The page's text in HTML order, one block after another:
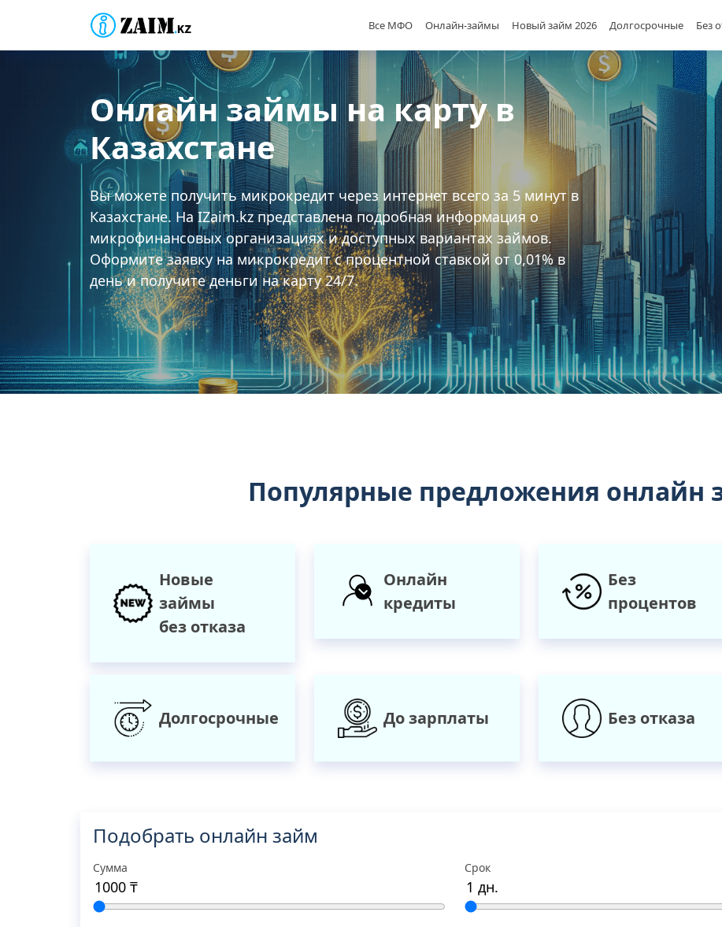
Все МФО Онлайн-займы Новый займ 2026 Долгосрочные Без
Онлайн займы на карту в
Казахстане
Вы можете получить микрокредит через интернет всего за 5 минут в
Казахстане. На IZaim.kz представлена подробная информация о
микрофинансовых организациях и доступных вариантах займов.
Оформите заявку на микрокредит с процентной ставкой от 0,01% в
день и получите деньги на карту 24/7.
Популярные предложения онлайн
Новые
займы
без отказа
Онлайн
кредиты
Без
процентов
Долгосрочные До зарплаты Без отказа
Подобрать онлайн займ
Сумма Срок